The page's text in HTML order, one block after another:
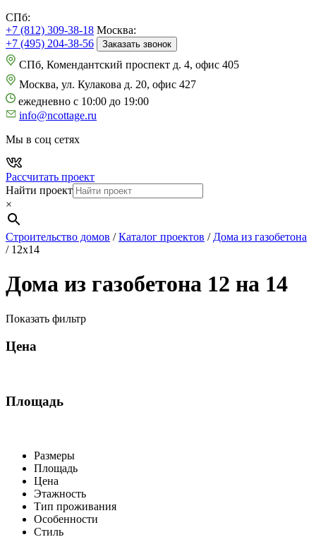
СПб:
+7 (812) 309-38-18 Москва:
+7 (495) 204-38-56
Заказать звонок
СПб, Комендантский проспект д. 4, офис 405
Москва, ул. Кулакова д. 20, офис 427
ежедневно с 10:00 до 19:00
info@ncottage.ru
Мы в соц сетях
Рассчитать проект
Найти проект
×
Строительство домов /Каталог проектов / Дома из газобетона
/ 12х14
Дома из газобетона 12 на 14
Показать фильтр
Цена
Площадь
Размеры
Площадь
Цена
Этажность
Тип проживания
Особенности
Стиль